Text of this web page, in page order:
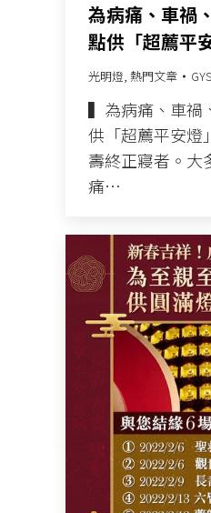
為病痛、車禍
點供「超薦平
光明燈, 熱門文章 GYS
▍為病痛、車禍
供「超薦平安燈
壽終正寢者。大
痛…